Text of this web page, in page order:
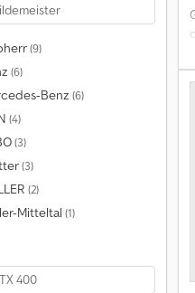
(9)
(6)
Benz (6)
(4)
(3)
(3)
(2)
Mitteltal (1)